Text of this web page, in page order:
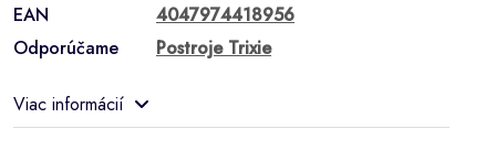
EAN
4047974418956
Odporúčame
Postroje Trixie
Viac informácií